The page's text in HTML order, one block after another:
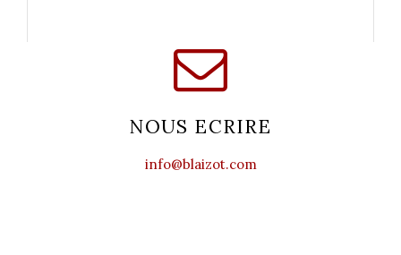
NOUS ECRIRE
info@blaizot.com